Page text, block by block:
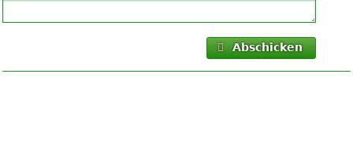
Abschicken